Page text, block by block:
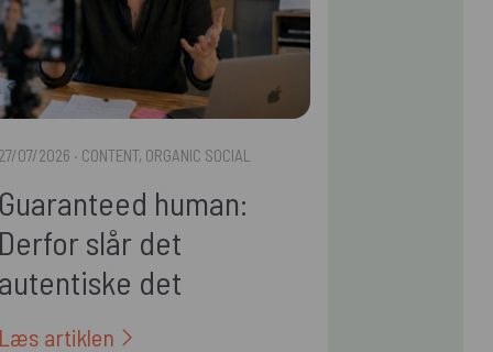
07/2026 · CONTENT, ORGANIC SOCIAL
human:
slår det
det
i 2026
artiklen